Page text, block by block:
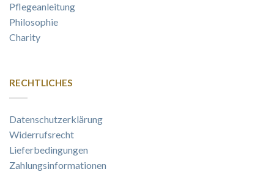
Pflegeanleitung
Philosophie
Charity
RECHTLICHES
Datenschutzerklärung
Widerrufsrecht
Lieferbedingungen
Zahlungsinformationen